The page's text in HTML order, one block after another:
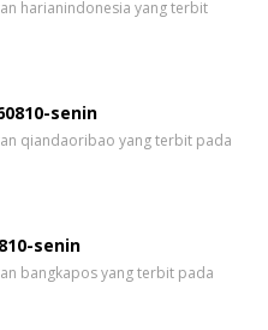
harianindonesia yang terbit
senin
qiandaoribao yang terbit pada
senin
bangkapos yang terbit pada